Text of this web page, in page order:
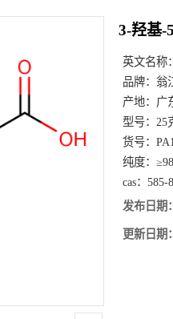
3-羟基-
英文名称
品牌： 翁
产地： 广
型号： 25
货号：
纯度：
cas： 585-
发布日期
更新日期